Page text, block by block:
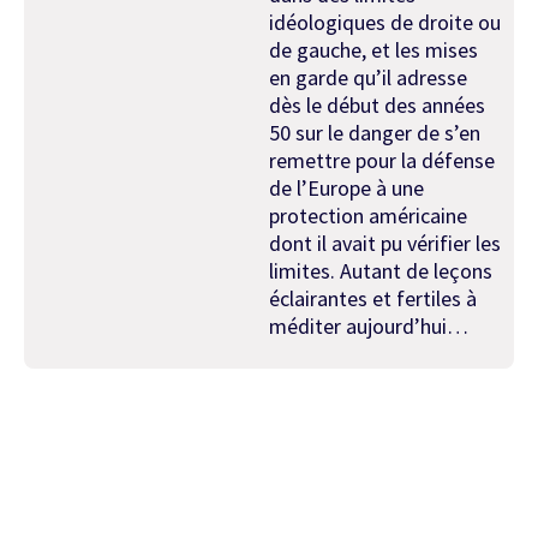
idéologiques de droite ou
de gauche, et les mises
en garde qu’il adresse
dès le début des années
50 sur le danger de s’en
remettre pour la défense
de l’Europe à une
protection américaine
dont il avait pu vérifier les
limites. Autant de leçons
éclairantes et fertiles à
méditer aujourd’hui…